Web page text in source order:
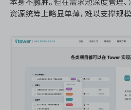
本身不臃肿。但在需求池深度管理
资源统筹上略显单薄，难以支撑规